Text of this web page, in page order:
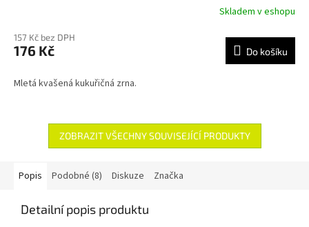
Skladem v eshopu
157 Kč bez DPH
176 Kč Do košíku
Mletá kvašená kukuřičná zrna.
ZOBRAZIT VŠECHNY SOUVISEJÍCÍ PRODUKTY
Popis Podobné (8) Diskuze Značka
Detailní popis produktu